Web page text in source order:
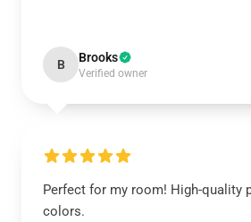
B Brooks
Verified owner
Perfect for my room! High-quality
colors.